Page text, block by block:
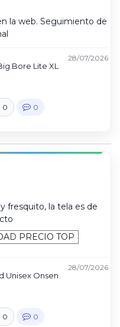
la web. Seguimiento de
Bore Lite XL
28/07/2026
0 0
fresquito, la tela es de
PRECIO TOP
Unisex Onsen
28/07/2026
0 0